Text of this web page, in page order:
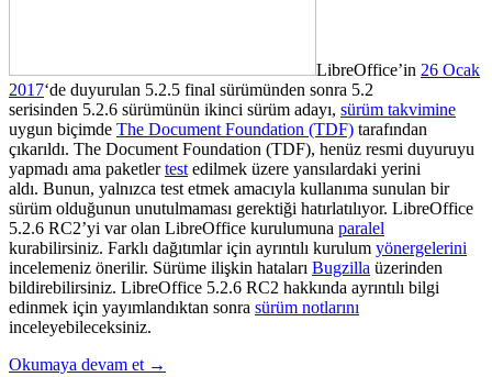
LibreOffice’in 26 Ocak
2017‘de duyurulan 5.2.5 final sürümünden sonra 5.2
serisinden 5.2.6 sürümünün ikinci sürüm adayı, sürüm takvimine
uygun biçimde The Document Foundation (TDF) tarafından
çıkarıldı. The Document Foundation (TDF), henüz resmi duyuruyu
yapmadı ama paketlertest edilmek üzere yansılardaki yerini
aldı. Bunun, yalnızca test etmek amacıyla kullanıma sunulan bir
sürüm olduğunun unutulmaması gerektiği hatırlatılıyor. LibreOffice
5.2.6 RC2’yi var olan LibreOffice kurulumuna paralel
kurabilirsiniz. Farklı dağıtımlar için ayrıntılı kurulum yönergelerini
incelemeniz önerilir. Sürüme ilişkin hataları Bugzilla üzerinden
bildirebilirsiniz. LibreOffice 5.2.6 RC2 hakkında ayrıntılı bilgi
edinmek için yayımlandıktan sonra sürüm notlarını
inceleyebileceksiniz.
Okumaya devam et →